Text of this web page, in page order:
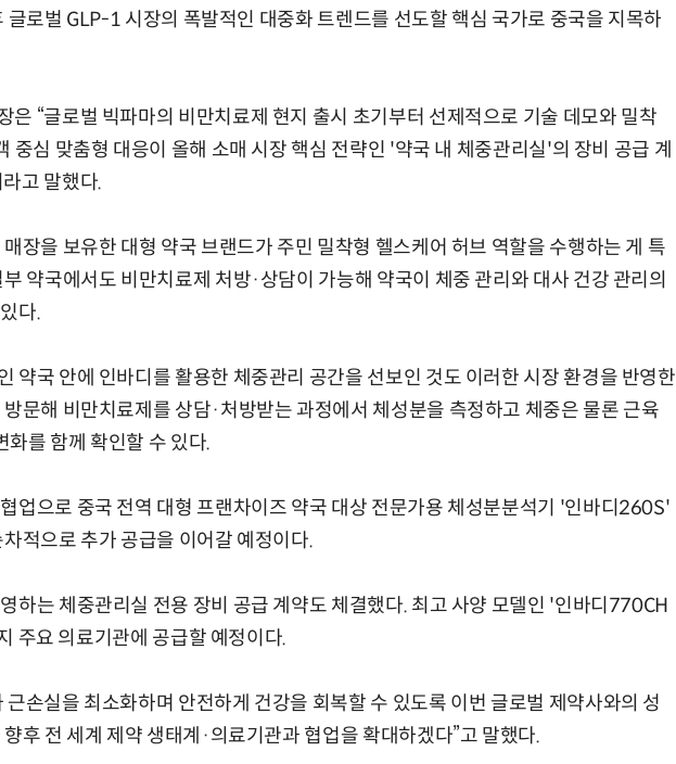
글로벌 GLP-1 시장의 폭발적인 대중화 트렌드를 선도할 핵심 국가로 중국을 지목하
은 “글로벌 빅파마의 비만치료제 현지 출시 초기부터 선제적으로 기술 데모와 밀착
중심 맞춤형 대응이 올해 소매 시장 핵심 전략인 '약국 내 체중관리실'의 장비 공급 계
고 말했다.
장을 보유한 대형 약국 브랜드가 주민 밀착형 헬스케어 허브 역할을 수행하는 게 특
약국에서도 비만치료제 처방·상담이 가능해 약국이 체중 관리와 대사 건강 관리의
다.
약국 안에 인바디를 활용한 체중관리 공간을 선보인 것도 이러한 시장 환경을 반영한
문해 비만치료제를 상담·처방받는 과정에서 체성분을 측정하고 체중은 물론 근육
화를 함께 확인할 수 있다.
업으로 중국 전역 대형 프랜차이즈 약국 대상 전문가용 체성분분석기 '인바디260S'
적으로 추가 공급을 이어갈 예정이다.
하는 체중관리실 전용 장비 공급 계약도 체결했다. 최고 사양 모델인 '인바디770CH
주요 의료기관에 공급할 예정이다.
근손실을 최소화하며 안전하게 건강을 회복할 수 있도록 이번 글로벌 제약사와의 성
후 전 세계 제약 생태계·의료기관과 협업을 확대하겠다”고 말했다.